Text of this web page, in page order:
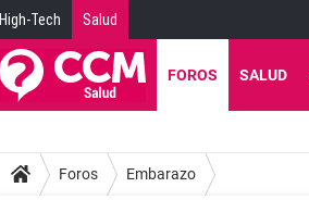
High-Tech Salud
FOROS SALUD
Foros Embarazo